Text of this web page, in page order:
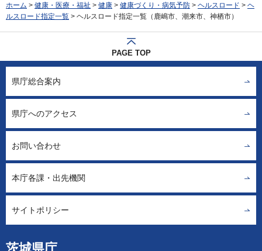
ホーム > 健康・医療・福祉 > 健康 > 健康づくり・病気予防 > ヘルスロード > ヘ
ルスロード指定一覧 > ヘルスロード指定一覧（鹿嶋市、潮来市、神栖市）
PAGE TOP
県庁総合案内
県庁へのアクセス
お問い合わせ
本庁各課・出先機関
サイトポリシー